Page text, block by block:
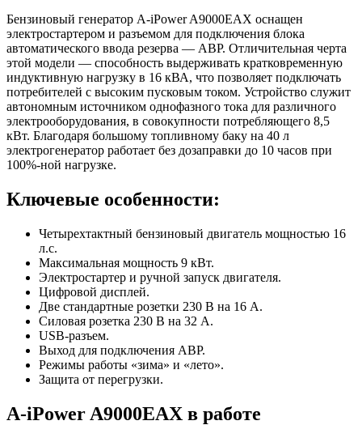
Бензиновый генератор A-iPower A9000EAX оснащен
электростартером и разъемом для подключения блока
автоматического ввода резерва — АВР. Отличительная черта
этой модели — способность выдерживать кратковременную
индуктивную нагрузку в 16 кВА, что позволяет подключать
потребителей с высоким пусковым током. Устройство служит
автономным источником однофазного тока для различного
электрооборудования, в совокупности потребляющего 8,5
кВт. Благодаря большому топливному баку на 40 л
электрогенератор работает без дозаправки до 10 часов при
100%-ной нагрузке.
Ключевые особенности:
Четырехтактный бензиновый двигатель мощностью 16
л.с.
Максимальная мощность 9 кВт.
Электростартер и ручной запуск двигателя.
Цифровой дисплей.
Две стандартные розетки 230 В на 16 А.
Силовая розетка 230 В на 32 А.
USB-разъем.
Выход для подключения АВР.
Режимы работы «зима» и «лето».
Защита от перегрузки.
A-iPower A9000EAX в работе